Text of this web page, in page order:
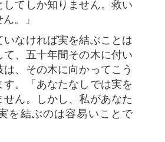
してしか知りません。救い
。」
なければ実を結ぶことは
て、五十年間その木に付い
、その木に向かってこう
。「あなたなしでは実を
ん。しかし、私があなた
を結ぶのは容易いことで